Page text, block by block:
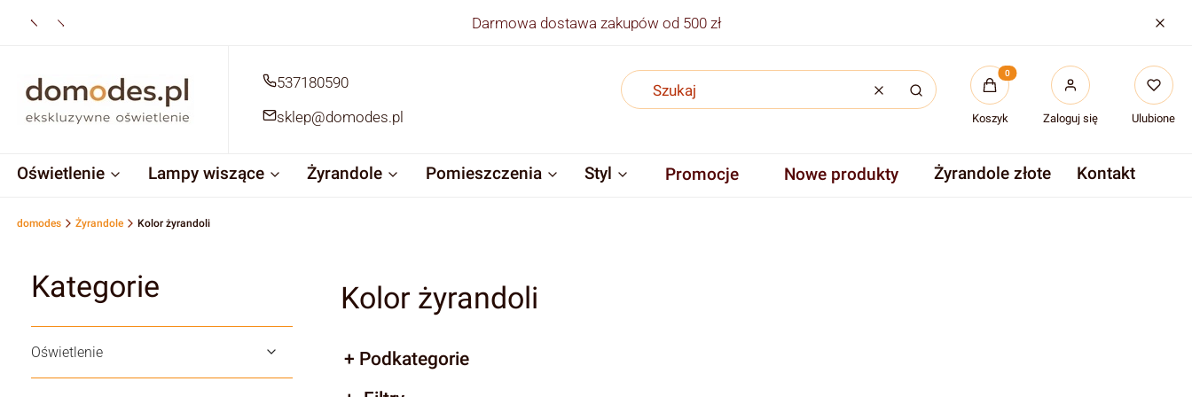
Darmowa dostawa zakupów od 500 zł
537180590
sklep@domodes.pl
WyczyśćSzukaj
Produkty w koszyku: 0.
Koszyk Zaloguj się Ulubione
Oświetlenie Lampy wiszące Żyrandole Pomieszczenia Styl Promocje Nowe produkty Żyrandole złote Kontakt
domodes Żyrandole Kolor żyrandoli
Kategorie
Oświetlenie
Kolor żyrandoli
Podkategorie